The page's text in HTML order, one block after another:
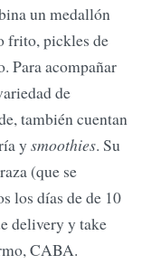
un medallón
frito, pickles de
Para acompañar
de
también cuentan
y smoothies. Su
(que se
los días de de 10
delivery y take
CABA.